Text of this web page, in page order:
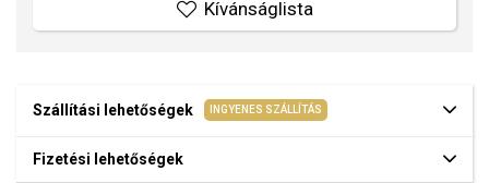
Kívánságlista
Szállítási lehetőségek INGYENES SZÁLLÍTÁS
Fizetési lehetőségek